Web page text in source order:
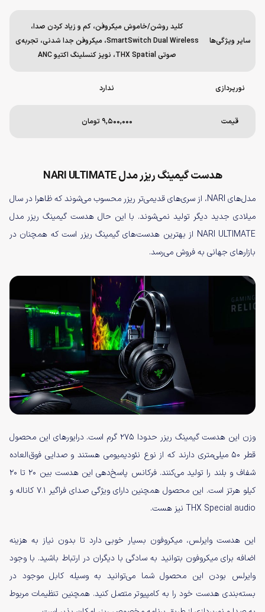
سایر ویژگی‌ها
کلید روشن/خاموش میکروفن، کم و زیاد کردن صدا،
SmartSwitch Dual Wireless، میکروفن جدا شدنی، تجربه‌ی
صوتی THX Spatial، نویز کنسلینگ اکتیو ANC
نورپردازی ندارد
قیمت ۹,۵۰۰,۰۰۰ تومان
هدست گیمینگ ریزر مدل NARI ULTIMATE
مدل‌های NARI، از سری‌های قدیمی‌تر ریزر محسوب می‌شوند که ظاهرا در سال
میلادی جدید دیگر تولید نمی‌شوند. با این حال هدست گیمینگ ریزر مدل
NARI ULTIMATE از بهترین هدست‌های گیمینگ ریزر است که همچنان در
بازارهای جهانی به فروش می‌رسد.
وزن این هدست گیمینگ ریزر حدودا ۲۷۵ گرم است. درایورهای این محصول
قطر ۵۰ میلی‌متری دارند که از نوع نئودیمیومی هستند و صدایی فوق‌العاده
شفاف و بلند را تولید می‌کنند. فرکانس پاسخ‌دهی این هدست بین ۲۰ تا ۲۰
کیلو هرتز است. این محصول همچنین دارای ویژگی صدای فراگیر ۷.۱ کاناله و
THX Special audio نیز هست.
این هدست وایرلس، میکروفون بسیار خوبی دارد تا بدون نیاز به هزینه
اضافه برای میکروفون بتوانید به سادگی با دیگران در ارتباط باشید. با وجود
وایرلس بودن این محصول شما می‌توانید به وسیله کابل موجود در
بسته‌بندی هدست خود را به کامپیوتر متصل کنید. همچنین تنظیمات مربوط